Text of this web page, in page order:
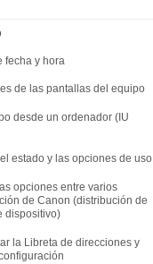
fecha y hora
de las pantallas del equipo
desde un ordenador (IU
estado y las opciones de uso
opciones entre varios
de Canon (distribución de
dispositivo)
la Libreta de direcciones y